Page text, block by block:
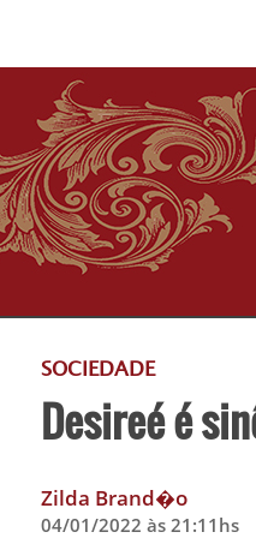
SOCIEDADE
Desireé é
Zilda Brand�o
04/01/2022 às 21:11hs